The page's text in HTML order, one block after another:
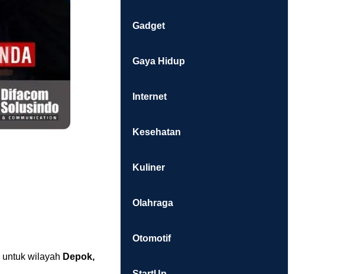
untuk wilayah Depok,
Gadget
Gaya Hidup
Internet
Kesehatan
Kuliner
Olahraga
Otomotif